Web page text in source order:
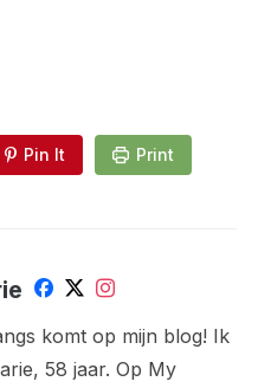
Pin It Print
komt op mijn blog! Ik
58 jaar. Op My